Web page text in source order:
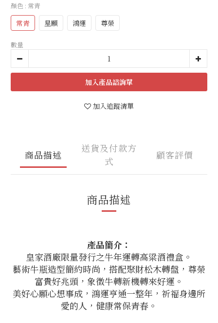
顏色 : 常青
常青 星願 鴻運 尊榮
數量
加入追蹤清單
商品描述
送貨及付款方
式
顧客評價
商品描述
產品簡介：
皇家酒廠限量發行之牛年運轉高粱酒禮盒。
藝術牛瓶造型簡約時尚，搭配聚財松木轉盤，尊榮
富貴好兆頭，象徵牛轉新機轉來好運。
美好心願心想事成，鴻運亨通一整年，祈福身邊所
愛的人，健康常保青春。